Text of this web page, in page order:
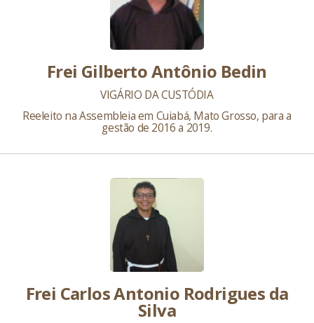
Frei Gilberto Antônio Bedin
VIGÁRIO DA CUSTÓDIA
Reeleito na Assembleia em Cuiabá, Mato Grosso, para a
gestão de 2016 a 2019.
Frei Carlos Antonio Rodrigues da
Silva